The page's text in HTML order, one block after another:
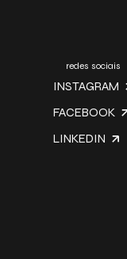
redes sociais
INSTAGRAM
FACEBOOK
LINKEDIN